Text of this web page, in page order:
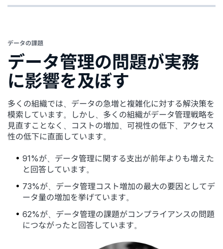
データの課題
データ管理の問題が実務
に影響を及ぼす
多くの組織では、データの急増と複雑化に対する解決策を
模索しています。しかし、多くの組織がデータ管理戦略を
見直すことなく、コストの増加、可視性の低下、アクセス
性の低下に直面しています。
91%が、データ管理に関する支出が前年よりも増えた
と回答しています。
73%が、データ管理コスト増加の最大の要因としてデ
ータ量の増加を挙げています。
62%が、データ管理の課題がコンプライアンスの問題
につながったと回答しています。